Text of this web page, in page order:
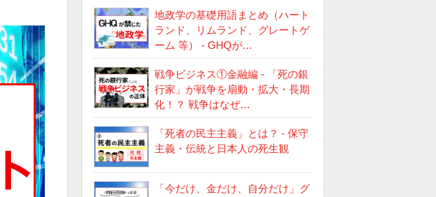
地政学の基礎用語まとめ（ハート
ランド、リムランド、グレートゲ
ーム 等） - GHQが…
戦争ビジネス①金融編 - 「死の銀
行家」が戦争を扇動・拡大・長期
化！？ 戦争はなぜ…
「死者の民主主義」とは？ - 保守
主義・伝統と日本人の死生観
「今だけ、金だけ、自分だけ」グ